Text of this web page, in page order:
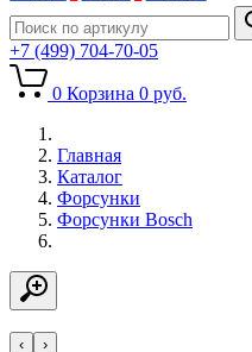
+7 (499) 704-70-05
0 Корзина 0 руб.
Главная
Каталог
Форсунки
Форсунки Bosch
‹ ›